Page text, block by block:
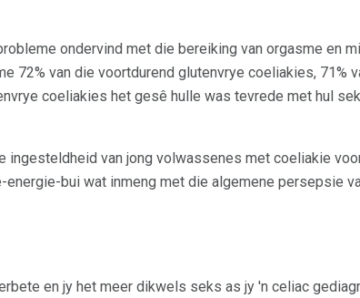
ondervind met die bereiking van orgasme en
72% van die voortdurend glutenvrye coeliakies, 71%
coeliakies het gesê hulle was tevrede met hul
ingesteldheid van jong volwassenes met coeliakie
bui wat inmeng met die algemene persepsie
en jy het meer dikwels seks as jy 'n celiac